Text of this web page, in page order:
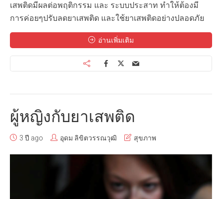
เสพติดมีผลต่อพฤติกรรม และ ระบบประสาท ทำให้ต้องมี
การค่อยๆปรับลดยาเสพติด และใช้ยาเสพติดอย่างปลอดภัย
อ่านเพิ่มเติม
ผู้หญิงกับยาเสพติด
3 ปี ago อุดม ลิขิตวรรณวุฒิ สุขภาพ